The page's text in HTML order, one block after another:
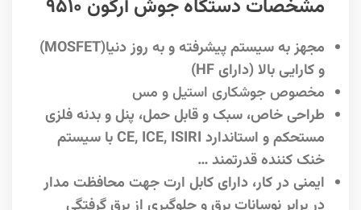
مشخصات دستگاه جوش آرگون ۹۵۱۰
مجهز به سیستم پیشرفته و به روز دنیا(MOSFET)
و کارایی بالا (دارای HF)
مخصوص جوشکاری استیل و مس
طراحی خاص، سبک و قابل حمل، پنل و بدنه فلزی
مستحکم و استاندارد CE, ICE, ISIRI با سیستم
خنک کننده قدرتمند …
ایمنی در کار، دارای کابل ارت جهت محافظت مدار